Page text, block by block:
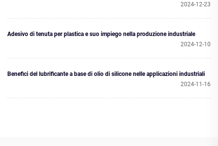
2024-12-23
Adesivo di tenuta per plastica e suo impiego nella produzione industriale
2024-12-10
Benefici del lubrificante a base di olio di silicone nelle applicazioni industriali
2024-11-16